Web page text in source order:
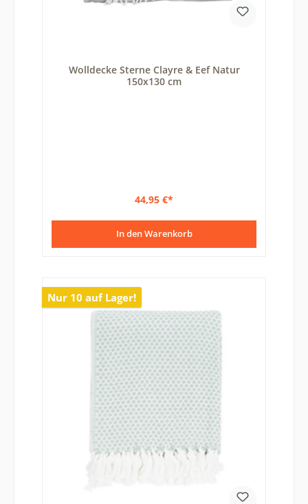
Wolldecke Sterne Clayre & Eef Natur
150x130 cm
44,95 €*
In den Warenkorb
Nur 10 auf Lager!